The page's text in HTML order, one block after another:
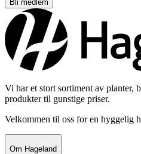
Bli medlem
Vi har et stort sortiment av planter,
produkter til gunstige priser.
Velkommen til oss for en hyggelig
Om Hageland